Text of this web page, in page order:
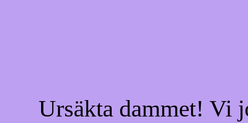
Ursäkta dammet! Vi